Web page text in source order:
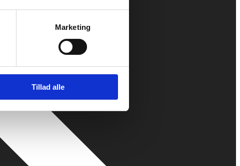
Marketing
Tillad alle